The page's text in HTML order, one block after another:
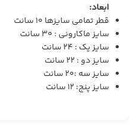
ابعاد:
قطر تمامی سایزها ۱۰ سانت
سایز ماکارونی : ۳۰ سانت
سایز یک : ۲۴ سانت
سایز دو : ۲۲ سانت
سایز سه :۲۰ سانت
سایز پنج: ۱۲ سانت